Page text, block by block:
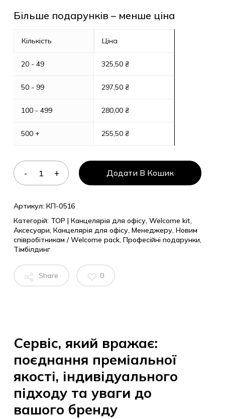
Більше подарунків – менше ціна
Кількість
20 - 49
50 - 99
100 - 499
500 +
Ціна
325,50 ₴
297,50 ₴
280,00 ₴
255,50 ₴
Додати В Кошик
Артикул: КП-0516
Категорій: TOP | Канцелярія для офісу, Welcome kit,
Аксесуари, Канцелярія для офісу, Менеджеру, Новим
співробітникам / Welcome pack, Професійні подарунки,
Тімбілдинг
Share 0
Сервіс, який вражає:
поєднання преміальної
якості, індивідуального
підходу та уваги до
вашого бренду